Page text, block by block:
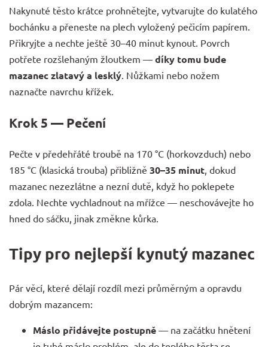
Nakynuté těsto krátce prohnětejte, vytvarujte do kulatého
bochánku a přeneste na plech vyložený pečicím papírem.
Přikryjte a nechte ještě 30–40 minut kynout. Povrch
potřete rozšlehaným žloutkem — díky tomu bude
mazanec zlatavý a lesklý. Nůžkami nebo nožem
naznačte navrchu křížek.
Krok 5 — Pečení
Pečte v předehřáté troubě na 170 °C (horkovzduch) nebo
185 °C (klasická trouba) přibližně 30–35 minut , dokud
mazanec nezezlátne a nezní dutě, když ho poklepete
zdola. Nechte vychladnout na mřížce — neschovávejte ho
hned do sáčku, jinak změkne kůrka.
Tipy pro nejlepší kynutý mazanec
Pár věcí, které dělají rozdíl mezi průměrným a opravdu
dobrým mazancem:
Máslo přidávejte postupně — na začátku hnětení